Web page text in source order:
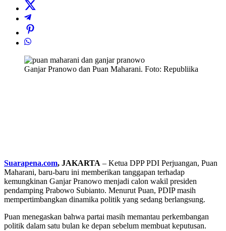
Ganjar Pranowo dan Puan Maharani. Foto: Republiika
Suarapena.com, JAKARTA – Ketua DPP PDI Perjuangan, Puan
Maharani, baru-baru ini memberikan tanggapan terhadap
kemungkinan Ganjar Pranowo menjadi calon wakil presiden
pendamping Prabowo Subianto. Menurut Puan, PDIP masih
mempertimbangkan dinamika politik yang sedang berlangsung.
Puan menegaskan bahwa partai masih memantau perkembangan
politik dalam satu bulan ke depan sebelum membuat keputusan.